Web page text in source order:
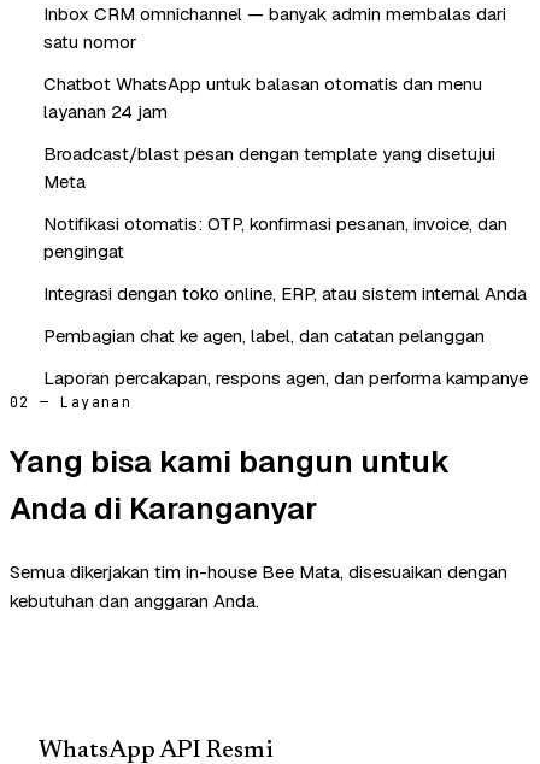
Inbox CRM omnichannel — banyak admin membalas dari
satu nomor
Chatbot WhatsApp untuk balasan otomatis dan menu
layanan 24 jam
Broadcast/blast pesan dengan template yang disetujui
Meta
Notifikasi otomatis: OTP, konfirmasi pesanan, invoice, dan
pengingat
Integrasi dengan toko online, ERP, atau sistem internal Anda
Pembagian chat ke agen, label, dan catatan pelanggan
Laporan percakapan, respons agen, dan performa kampanye
02 — Layanan
Yang bisa kami bangun untuk
Anda di Karanganyar
Semua dikerjakan tim in-house Bee Mata, disesuaikan dengan
kebutuhan dan anggaran Anda.
WhatsApp API Resmi